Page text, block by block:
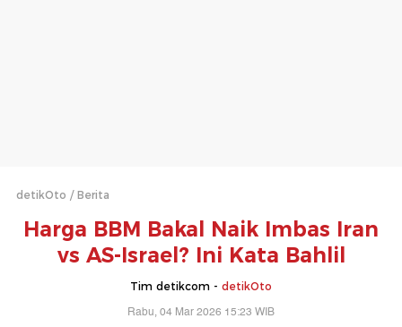
detikOto Berita
Harga BBM Bakal Naik Imbas Iran
vs AS-Israel? Ini Kata Bahlil
Tim detikcom - detikOto
Rabu, 04 Mar 2026 15:23 WIB